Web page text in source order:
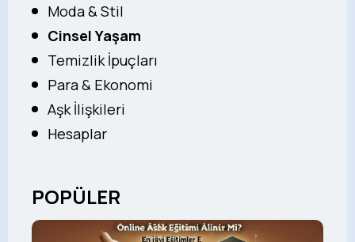
Moda & Stil
Cinsel Yaşam
Temizlik İpuçları
Para & Ekonomi
Aşk İlişkileri
Hesaplar
POPÜLER